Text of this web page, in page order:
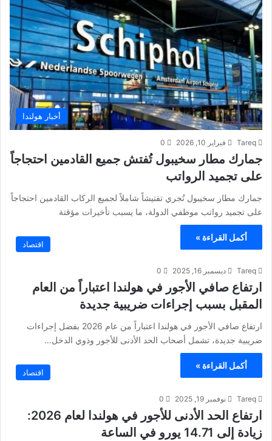
أخبار هولندا
Tareq فبراير 10, 2026 0
جمارك مطار سخيبول تُفتش جميع القادمين احتجاجاً
على تجميد الرواتب
جمارك مطار سخيبول تُجري تفتيشاً شاملاً لجميع الركاب القادمين احتجاجاً
على تجميد رواتب موظفي الدولة، ما يسبب تأخيرات مؤقتة
أكمل القراءة »
اقتصاد
Tareq ديسمبر 16, 2025 0
ارتفاع صافي الأجور في هولندا اعتباراً من العام
المقبل بسبب إجراءات ضريبية جديدة
ارتفاع صافي الأجور في هولندا اعتباراً من عام 2026 بفضل إجراءات
ضريبية جديدة، تشمل أصحاب الحد الأدنى للأجور وذوي الدخل…
أكمل القراءة »
اقتصاد
Tareq نوفمبر 19, 2025 0
ارتفاع الحد الأدنى للأجور في هولندا لعام 2026:
زيادة إلى 14.71 يورو في الساعة